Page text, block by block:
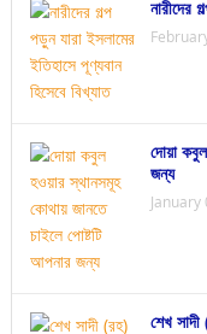
নারীদের
দোয়া
জন্য
January
শেখ